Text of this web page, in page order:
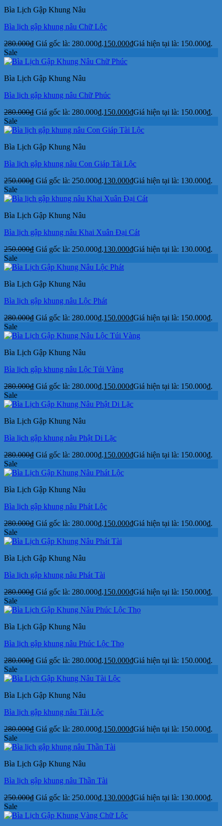
Bìa Lịch Gập Khung Nâu
Bìa lịch gập khung nâu Chữ Lộc
280.000₫ Giá gốc là: 280.000₫.150.000₫Giá hiện tại là: 150.000₫.
Sale
Bìa Lịch Gập Khung Nâu
Bìa lịch gập khung nâu Chữ Phúc
280.000₫ Giá gốc là: 280.000₫.150.000₫Giá hiện tại là: 150.000₫.
Sale
Bìa Lịch Gập Khung Nâu
Bìa lịch gập khung nâu Con Giáp Tài Lộc
250.000₫ Giá gốc là: 250.000₫.130.000₫Giá hiện tại là: 130.000₫.
Sale
Bìa Lịch Gập Khung Nâu
Bìa lịch gập khung nâu Khai Xuân Đại Cát
250.000₫ Giá gốc là: 250.000₫.130.000₫Giá hiện tại là: 130.000₫.
Sale
Bìa Lịch Gập Khung Nâu
Bìa lịch gập khung nâu Lộc Phát
280.000₫ Giá gốc là: 280.000₫.150.000₫Giá hiện tại là: 150.000₫.
Sale
Bìa Lịch Gập Khung Nâu
Bìa lịch gập khung nâu Lộc Túi Vàng
280.000₫ Giá gốc là: 280.000₫.150.000₫Giá hiện tại là: 150.000₫.
Sale
Bìa Lịch Gập Khung Nâu
Bìa lịch gập khung nâu Phật Di Lặc
280.000₫ Giá gốc là: 280.000₫.150.000₫Giá hiện tại là: 150.000₫.
Sale
Bìa Lịch Gập Khung Nâu
Bìa lịch gập khung nâu Phát Lộc
280.000₫ Giá gốc là: 280.000₫.150.000₫Giá hiện tại là: 150.000₫.
Sale
Bìa Lịch Gập Khung Nâu
Bìa lịch gập khung nâu Phát Tài
280.000₫ Giá gốc là: 280.000₫.150.000₫Giá hiện tại là: 150.000₫.
Sale
Bìa Lịch Gập Khung Nâu
Bìa lịch gập khung nâu Phúc Lộc Thọ
280.000₫ Giá gốc là: 280.000₫.150.000₫Giá hiện tại là: 150.000₫.
Sale
Bìa Lịch Gập Khung Nâu
Bìa lịch gập khung nâu Tài Lộc
280.000₫ Giá gốc là: 280.000₫.150.000₫Giá hiện tại là: 150.000₫.
Sale
Bìa Lịch Gập Khung Nâu
Bìa lịch gập khung nâu Thần Tài
250.000₫ Giá gốc là: 250.000₫.130.000₫Giá hiện tại là: 130.000₫.
Sale